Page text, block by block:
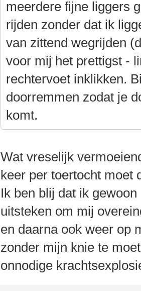
meerdere fijne liggers
rijden zonder dat ik
van zittend wegrijden
voor mij het prettigst -
rechtervoet inklikken.
doorremmen zodat je
komt.
Wat vreselijk
keer per toertocht moet
Ik ben blij dat ik
uitsteken om mij
en daarna ook weer op
zonder mijn knie te
onnodige